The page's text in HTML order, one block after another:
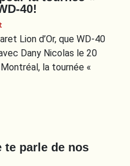
40!
Lion d’Or, que WD-40
Dany Nicolas le 20
la tournée «
te parle de nos